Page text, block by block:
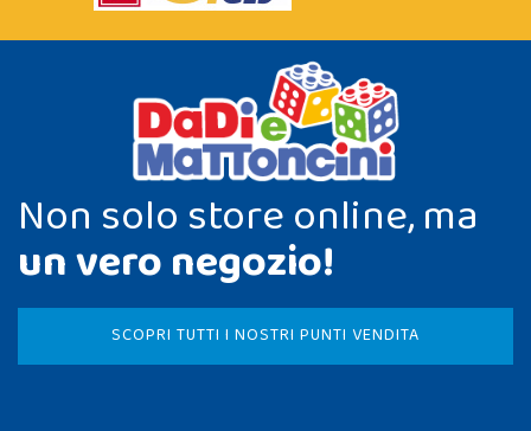
Non solo store online, ma
un vero negozio!
SCOPRI TUTTI I NOSTRI PUNTI VENDITA